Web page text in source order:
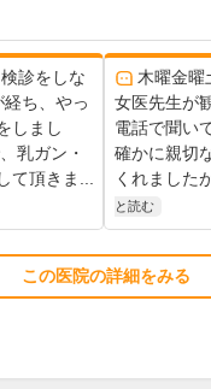
診をしな
ち、やっ
しまし
乳ガン・
て頂きま...
木曜金曜
女医先生が
電話で聞い
確かに親切
くれました
と読む
この医院の詳細をみる